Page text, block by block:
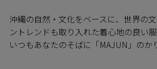
沖縄の自然・文化をベースに、世界の
ントレンドも取り入れた着心地の良い服
いつもあなたのそばに「MAJUN」のか